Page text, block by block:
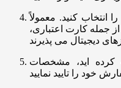
کنید. معمولاً
جمله کارت اعتباری،
کرده ‌اید، مشخصات